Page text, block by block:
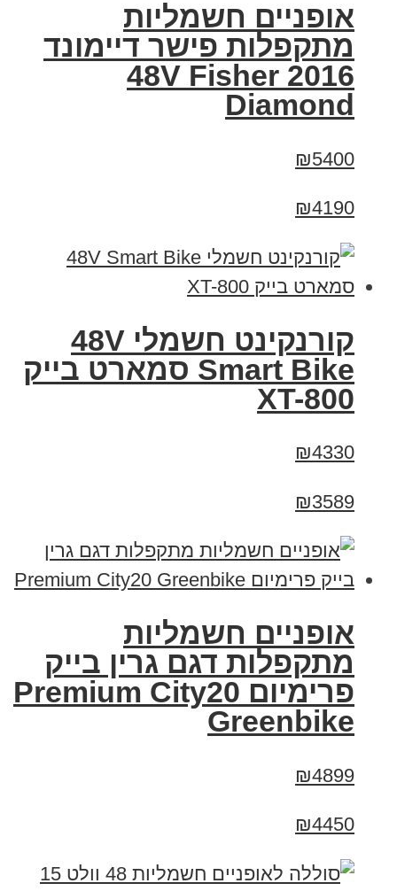
אופניים חשמליות
מתקפלות פישר דיימונד
2016 48V Fisher
Diamond
₪5400
₪4190
קורנקינט חשמלי 48V
Smart Bike סמארט בייק
XT-800
₪4330
₪3589
אופניים חשמליות
מתקפלות דגם גרין בייק
פרימיום Premium City20
Greenbike
₪4899
₪4450